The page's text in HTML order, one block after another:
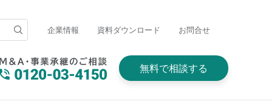
企業情報 資料ダウンロード お問合せ
無料で相談する